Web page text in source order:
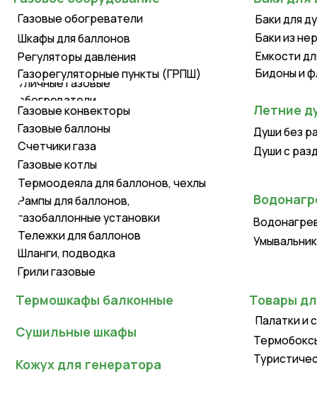
Шкафы для баллонов
Регуляторы давления
Газорегуляторные пункты (ГРПШ)
Уличные газовые
обогреватели
Бидоны и фляги
Емкости для воды
Баки из нержавейки
Души с
Газовые конвекторы
Счетчики газа
Газовые баллоны
Газовые котлы
Рампы для баллонов,
газобаллонные установки
Тележки для баллонов
Шланги, подводка
Грили газовые
Товары для
Туристическая
Летние души
Термошкафы балконные
Сушильные шкафы
Кожух для генератора